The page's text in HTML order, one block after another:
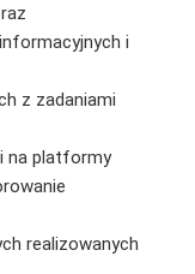
i
z zadaniami
na platformy
realizowanych